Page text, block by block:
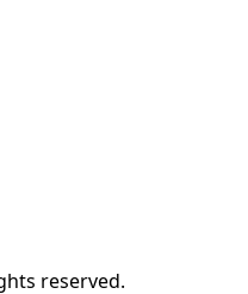
reserved.